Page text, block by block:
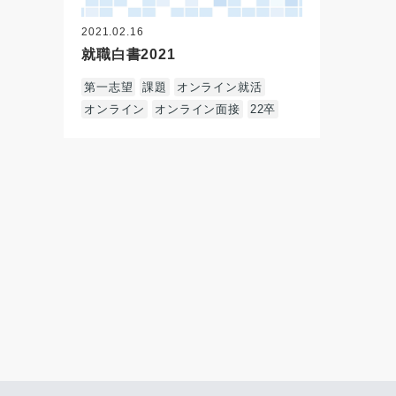
2021.02.16
就職白書2021
第一志望 課題
オンライン就活
オンライン
オンライン面接 22卒